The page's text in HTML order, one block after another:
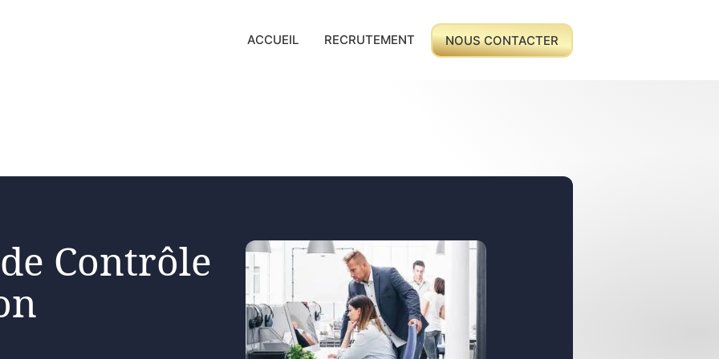
ACCUEIL RECRUTEMENT NOUS CONTACTER
Contrôle